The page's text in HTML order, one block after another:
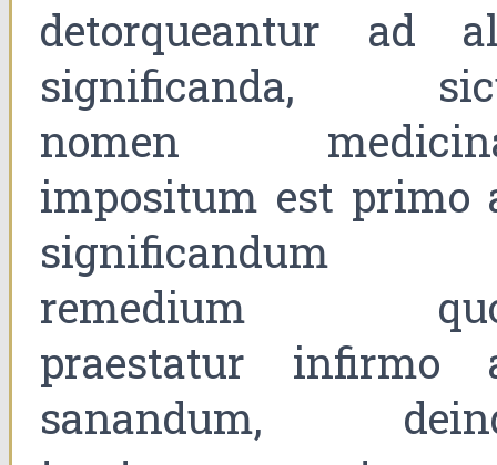
detorqueantur ad
significanda,
nomen
impositum est primo
significandum
remedium
praestatur infirmo
sanandum,